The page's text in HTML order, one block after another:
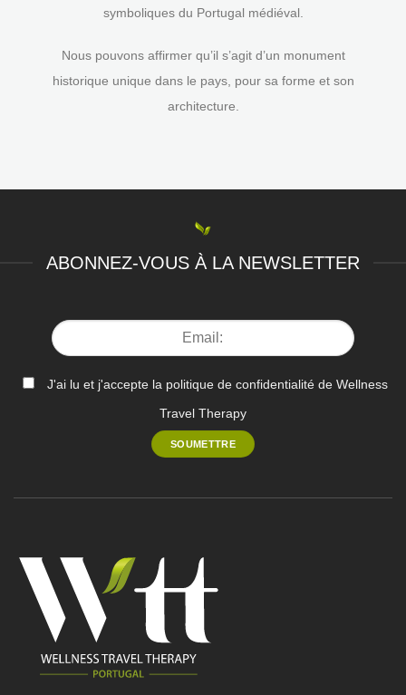
symboliques du Portugal médiéval.
Nous pouvons affirmer qu’il s’agit d’un monument
historique unique dans le pays, pour sa forme et son
architecture.
ABONNEZ-VOUS À LA NEWSLETTER
J'ai lu et j'accepte la politique de confidentialité de Wellness
Travel Therapy